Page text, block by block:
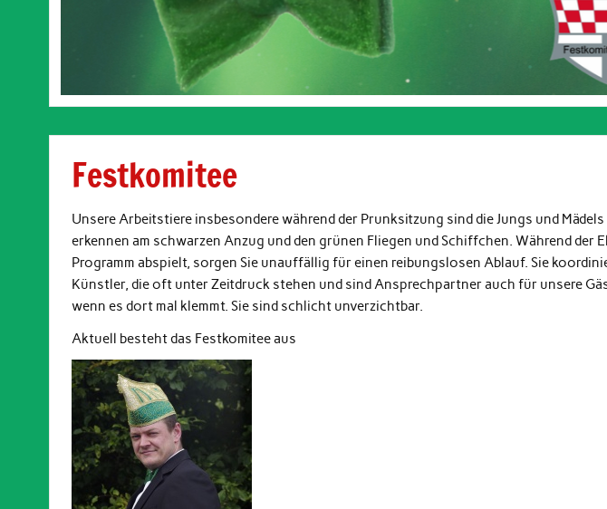
Festkomitee
Unsere Arbeitstiere insbesondere während der Prunksitzung sind die Jungs und Mädels
erkennen am schwarzen Anzug und den grünen Fliegen und Schiffchen. Während der
Programm abspielt, sorgen Sie unauffällig für einen reibungslosen Ablauf. Sie
Künstler, die oft unter Zeitdruck stehen und sind Ansprechpartner auch für unsere
wenn es dort mal klemmt. Sie sind schlicht unverzichtbar.
Aktuell besteht das Festkomitee aus